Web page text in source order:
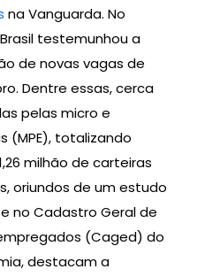
na Vanguarda. No
testemunhou a
de novas vagas de
Dentre essas, cerca
pelas micro e
(MPE), totalizando
milhão de carteiras
oriundos de um estudo
no Cadastro Geral de
(Caged) do
destacam a